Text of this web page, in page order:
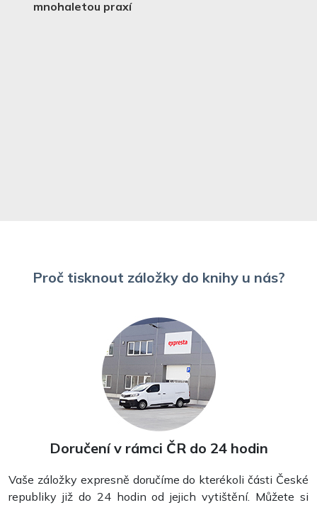
mnohaletou praxí
Proč tisknout záložky do knihy u nás?
Doručení v rámci ČR do 24 hodin
Vaše záložky expresně doručíme do kterékoli části České
republiky již do 24 hodin od jejich vytištění. Můžete si